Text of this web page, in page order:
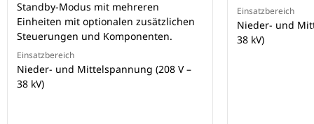
Standby-Modus mit mehreren
Einheiten mit optionalen zusätzlichen
Steuerungen und Komponenten.
Einsatzbereich
Nieder- und Mittelspannung (208 V –
38 kV)
Einsatzbereich
Nieder- und
38 kV)